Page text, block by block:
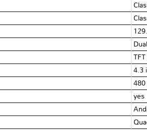
4.3
480
yes